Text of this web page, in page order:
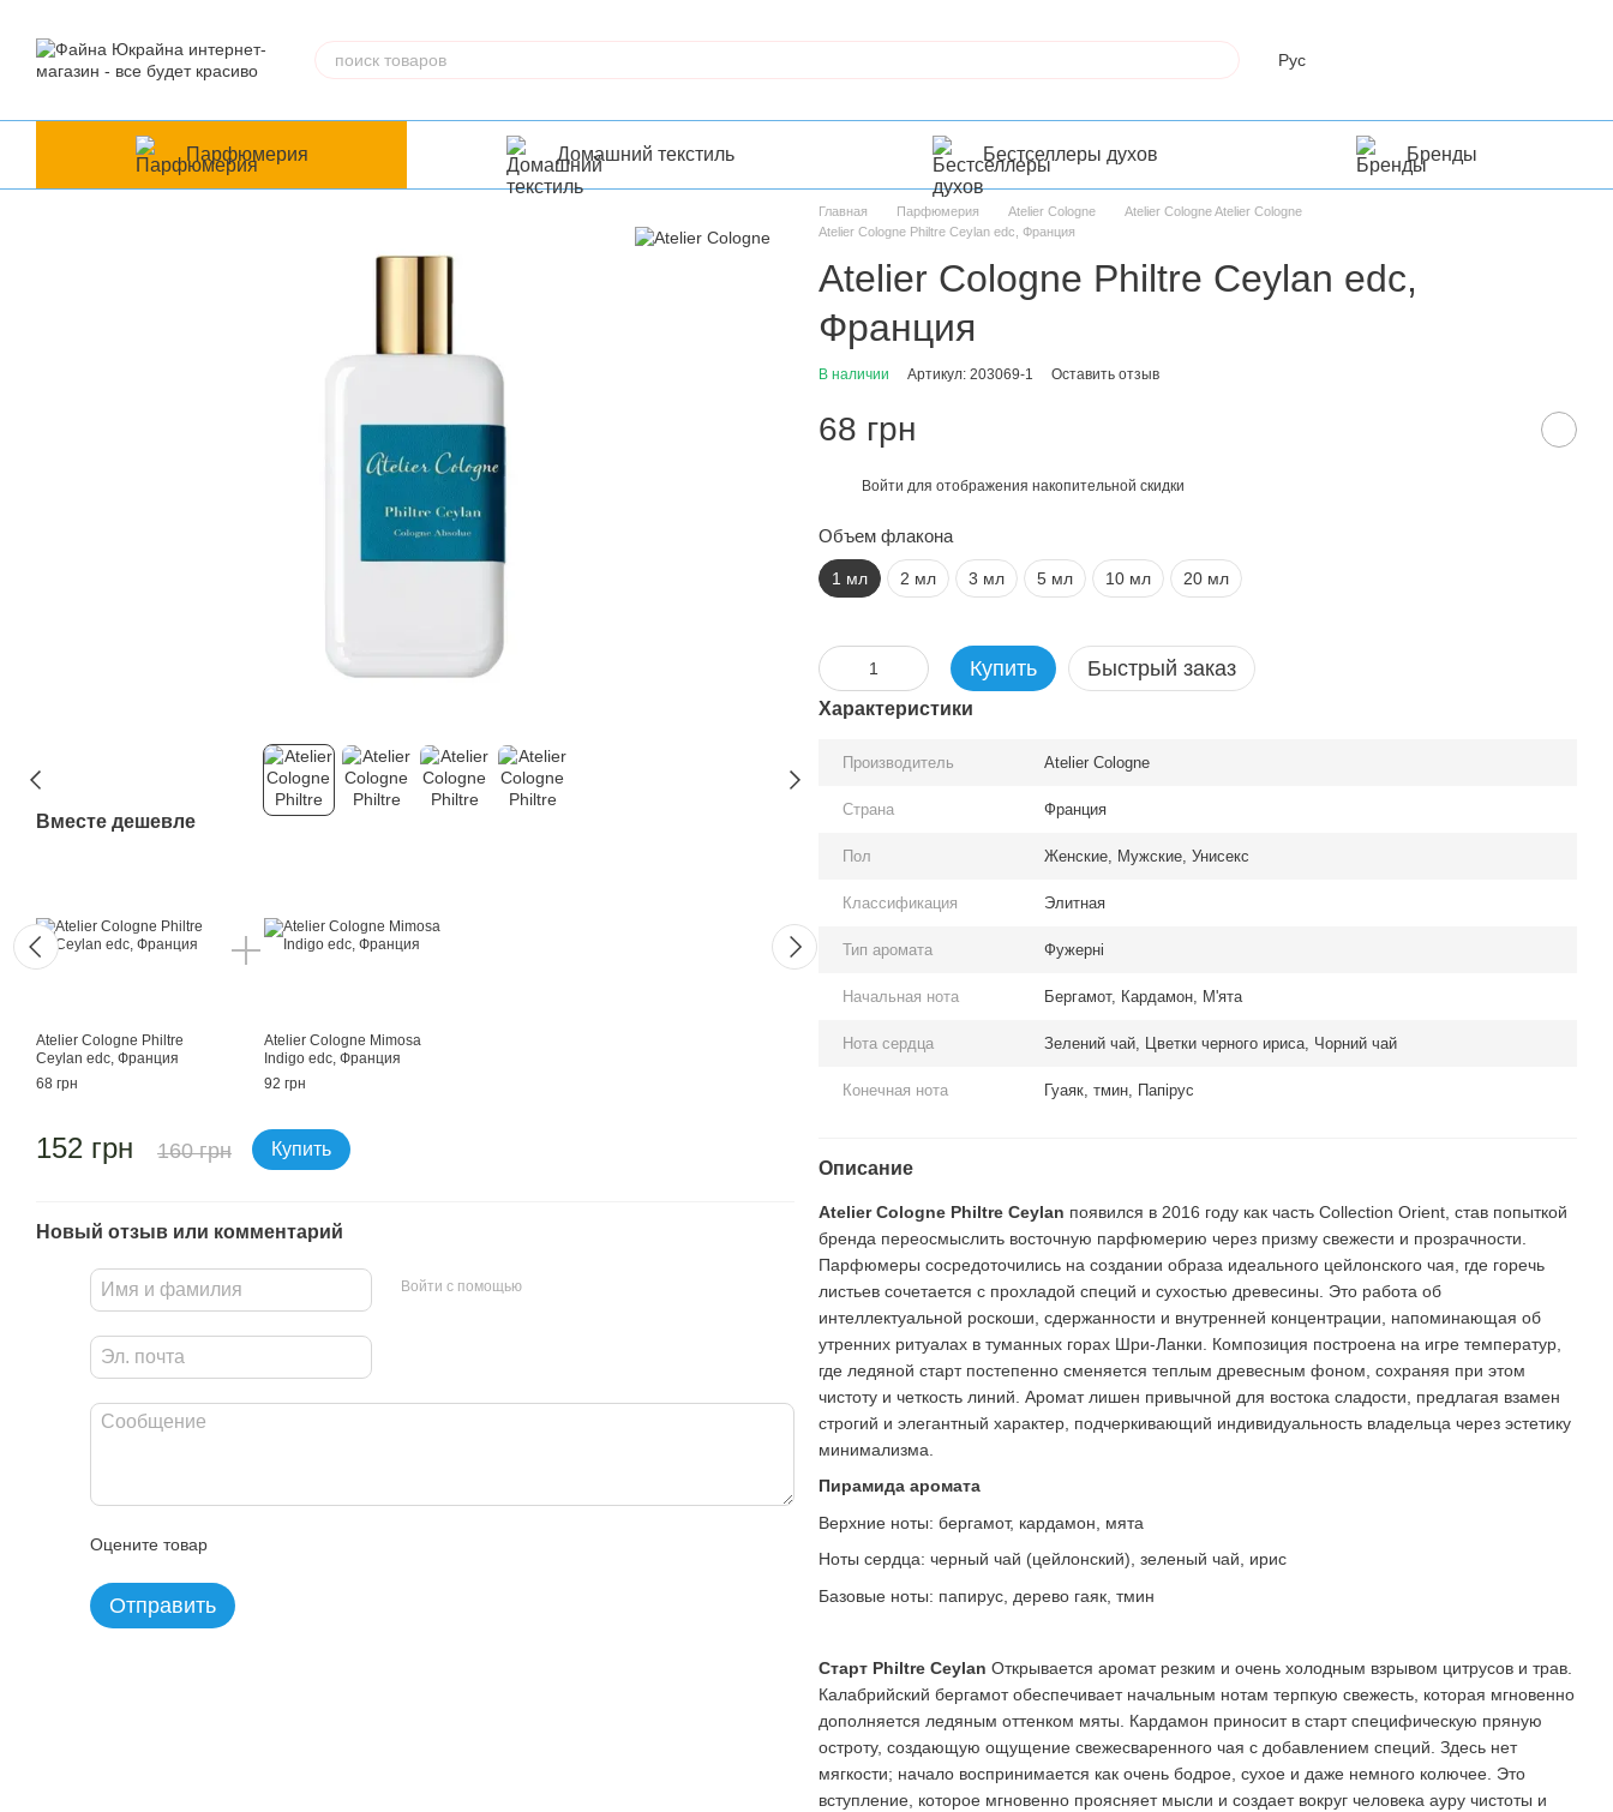
Рус
Парфюмерия Домашний текстиль Бестселлеры духов Бренды
Вместе дешевле
Atelier Cologne Philtre
Ceylan edc, Франция
68 грн
Atelier Cologne Mimosa
Indigo edc, Франция
92 грн
152 грн 160 грн Купить
Вместе дешевле
Atelier Cologne Philtre
Atelier Cologne Vetiver Fatal
340 грн
Новый отзыв или комментарий
Войти с помощью
Оцените товар
Отправить
Главная Парфюмерия Atelier Cologne
Atelier Cologne Atelier Cologne
Atelier Cologne Philtre Ceylan edc, Франция
Atelier Cologne Philtre Ceylan edc,
Франция
В наличии Артикул: 203069-1 Оставить отзыв
68 грн
Войти для отображения накопительной скидки
Объем флакона
1 мл 2 мл 3 мл 5 мл 10 мл 20 мл
Купить Быстрый заказ
Характеристики
Производитель Atelier Cologne
Страна Франция
Пол Женские, Мужские, Унисекс
Классификация Элитная
Тип аромата Фужерні
Начальная нота Бергамот, Кардамон, М'ята
Нота сердца Зелений чай, Цветки черного ириса, Чорний чай
Конечная нота Гуаяк, тмин, Папірус
Описание
Atelier Cologne Philtre Ceylan появился в 2016 году как часть Collection Orient, став попыткой
бренда переосмыслить восточную парфюмерию через призму свежести и прозрачности.
Парфюмеры сосредоточились на создании образа идеального цейлонского чая, где горечь
листьев сочетается с прохладой специй и сухостью древесины. Это работа об
интеллектуальной роскоши, сдержанности и внутренней концентрации, напоминающая об
утренних ритуалах в туманных горах Шри-Ланки. Композиция построена на игре температур,
где ледяной старт постепенно сменяется теплым древесным фоном, сохраняя при этом
чистоту и четкость линий. Аромат лишен привычной для востока сладости, предлагая взамен
строгий и элегантный характер, подчеркивающий индивидуальность владельца через эстетику
минимализма.
Пирамида аромата
Верхние ноты: бергамот, кардамон, мята
Ноты сердца: черный чай (цейлонский), зеленый чай, ирис
Базовые ноты: папирус, дерево гаяк, тмин
Старт Philtre Ceylan Открывается аромат резким и очень холодным взрывом цитрусов и трав.
Калабрийский бергамот обеспечивает начальным нотам терпкую свежесть, которая мгновенно
дополняется ледяным оттенком мяты. Кардамон приносит в старт специфическую пряную
остроту, создающую ощущение свежесваренного чая с добавлением специй. Здесь нет
мягкости; начало воспринимается как очень бодрое, сухое и даже немного колючее. Это
вступление, которое мгновенно проясняет мысли и создает вокруг человека ауру чистоты и